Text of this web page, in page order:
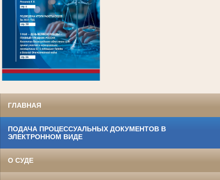
ГЛАВНАЯ
ПОДАЧА ПРОЦЕССУАЛЬНЫХ ДОКУМЕНТОВ В
ЭЛЕКТРОННОМ ВИДЕ
О СУДЕ